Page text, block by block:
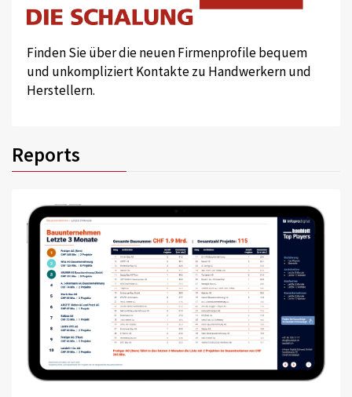
Finden Sie über die neuen Firmenprofile bequem
und unkompliziert Kontakte zu Handwerkern und
Herstellern.
Reports